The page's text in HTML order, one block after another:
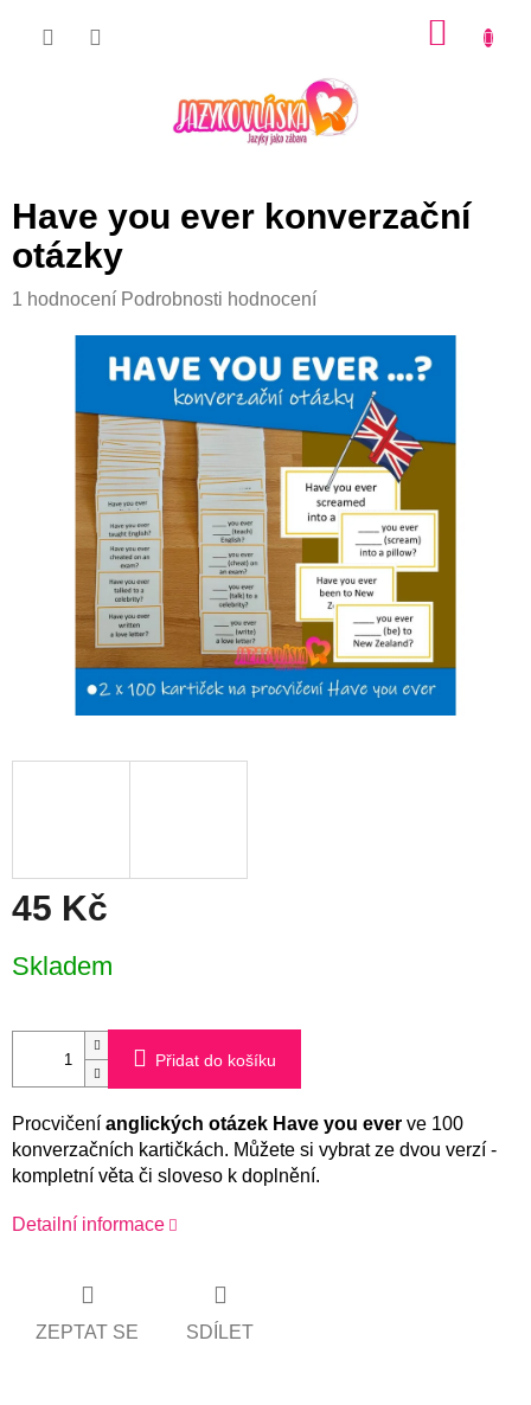
Have you ever konverzační
otázky
Průměrné
produktu
hvězdiček.
1 hodnocení Podrobnosti hodnocení
45 Kč
cena:
Skladem
Přidat do košíku
Procvičení anglických otázek Have you ever ve 100
konverzačních kartičkách. Můžete si vybrat ze dvou verzí -
kompletní věta či sloveso k doplnění.
Detailní informace
ZEPTAT SE SDÍLET